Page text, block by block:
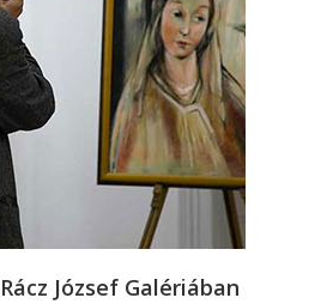
József Galériában